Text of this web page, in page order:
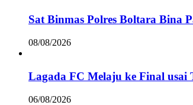
Sat Binmas Polres Boltara Bina
08/08/2026
Lagada FC Melaju ke Final usai
06/08/2026